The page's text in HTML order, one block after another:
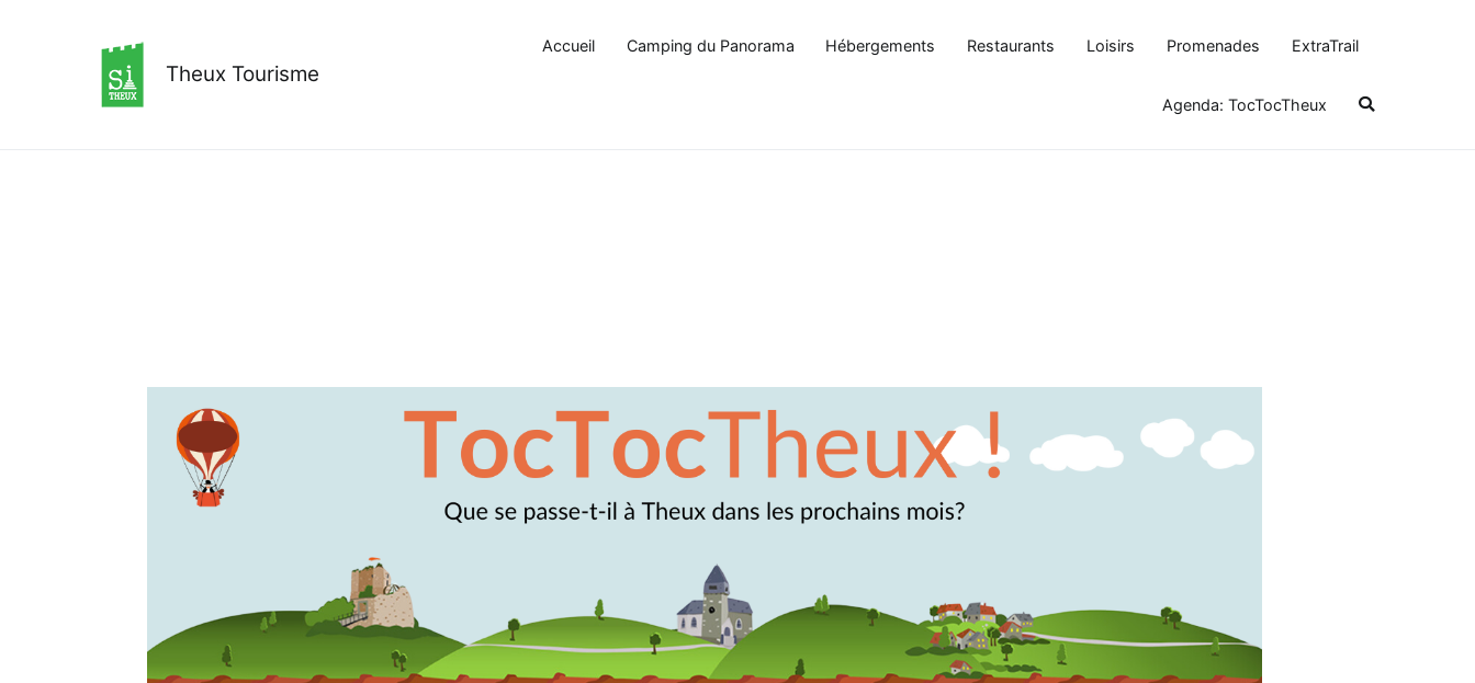
Theux Tourisme
Accueil Camping du Panorama Hébergements Restaurants Loisirs Promenades ExtraTrail
Agenda: TocTocTheux